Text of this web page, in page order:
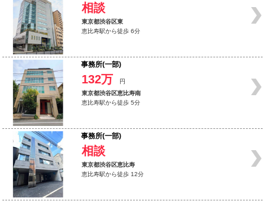
相談
東京都渋谷区東
恵比寿駅から徒歩 6分
事務所(一部)
132万
円
東京都渋谷区恵比寿南
恵比寿駅から徒歩 5分
事務所(一部)
相談
東京都渋谷区恵比寿
恵比寿駅から徒歩 12分